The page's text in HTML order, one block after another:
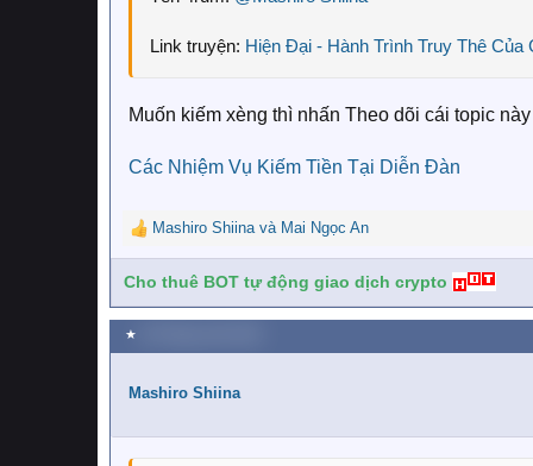
Link truyện: Hiện Đại - Hành Trình Truy Thê Của
Muốn kiếm xèng thì nhấn Theo dõi cái topic
Các Nhiệm Vụ Kiếm Tiền Tại Diễn Đàn
R
e
a
t
i
n
Mashiro Shiinavà Mai Ngọc An
Cho thuê BOT tự động giao dịch crypto
★
Mashiro Shiina